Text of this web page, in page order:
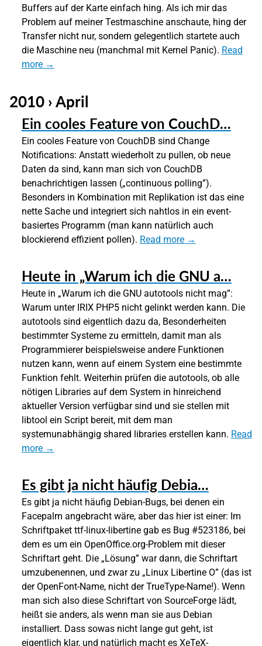
Buffers auf der Karte einfach hing. Als ich mir das
Problem auf meiner Testmaschine anschaute, hing der
Transfer nicht nur, sondern gelegentlich startete auch
die Maschine neu (manchmal mit Kernel Panic). Read
more →
2010 › April
Ein cooles Feature von CouchD…
Ein cooles Feature von CouchDB sind Change
Notifications: Anstatt wiederholt zu pullen, ob neue
Daten da sind, kann man sich von CouchDB
benachrichtigen lassen („continuous polling”).
Besonders in Kombination mit Replikation ist das eine
nette Sache und integriert sich nahtlos in ein event-
basiertes Programm (man kann natürlich auch
blockierend effizient pollen). Read more →
Heute in „Warum ich die GNU a…
Heute in „Warum ich die GNU autotools nicht mag”:
Warum unter IRIX PHP5 nicht gelinkt werden kann. Die
autotools sind eigentlich dazu da, Besonderheiten
bestimmter Systeme zu ermitteln, damit man als
Programmierer beispielsweise andere Funktionen
nutzen kann, wenn auf einem System eine bestimmte
Funktion fehlt. Weiterhin prüfen die autotools, ob alle
nötigen Libraries auf dem System in hinreichend
aktueller Version verfügbar sind und sie stellen mit
libtool ein Script bereit, mit dem man
systemunabhängig shared libraries erstellen kann. Read
more →
Es gibt ja nicht häufig Debia…
Es gibt ja nicht häufig Debian-Bugs, bei denen ein
Facepalm angebracht wäre, aber das hier ist einer: Im
Schriftpaket ttf-linux-libertine gab es Bug #523186, bei
dem es um ein OpenOffice.org-Problem mit dieser
Schriftart geht. Die „Lösung” war dann, die Schriftart
umzubenennen, und zwar zu „Linux Libertine O” (das ist
der OpenFont-Name, nicht der TrueType-Name!). Wenn
man sich also diese Schriftart von SourceForge lädt,
heißt sie anders, als wenn man sie aus Debian
installiert. Dass sowas nicht lange gut geht, ist
eigentlich klar, und natürlich macht es XeTeX-